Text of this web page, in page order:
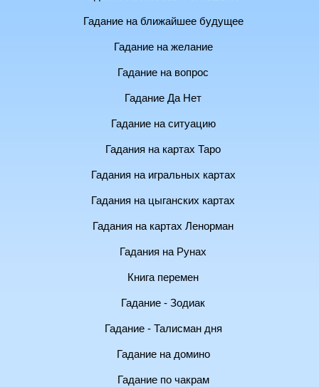
Гадание на ближайшее будущее
Гадание на желание
Гадание на вопрос
Гадание Да Нет
Гадание на ситуацию
Гадания на картах Таро
Гадания на игральных картах
Гадания на цыганских картах
Гадания на картах Ленорман
Гадания на Рунах
Книга перемен
Гадание - Зодиак
Гадание - Талисман дня
Гадание на домино
Гадание по чакрам